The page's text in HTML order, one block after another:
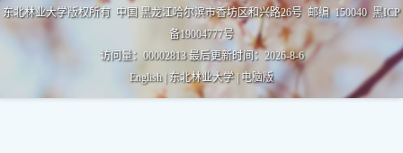
东北林业大学版权所有 中国 黑龙江哈尔滨市香坊区和兴路26号 邮编 150040 黑ICP
备19004777号
访问量： 00002813 最后更新时间：2026-8-6
English| 东北林业大学| 电脑版